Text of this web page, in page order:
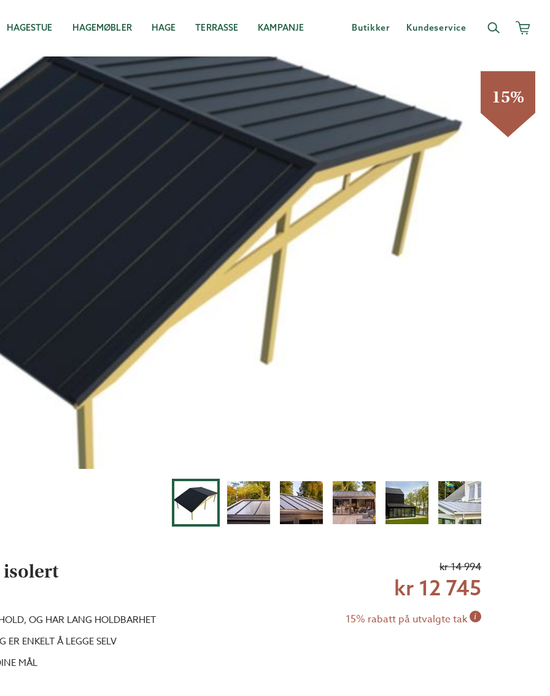
HAGESTUE HAGEMØBLER HAGE TERRASSE KAMPANJE Butikker Kundeservice
15%
isolert
OG HAR LANG HOLDBARHET
ER ENKELT Å LEGGE SELV
MÅL
kr 14 994
kr 12 745
15% rabatt på utvalgte tak i